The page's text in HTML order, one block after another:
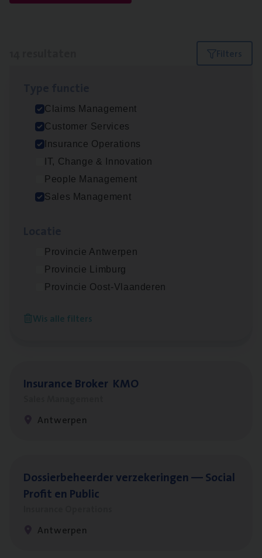
Filters
Claims Management
Customer Services
Insurance Operations
IT, Change & Innovation
People Management
Sales Management
Provincie Antwerpen
Provincie Limburg
Provincie Oost-Vlaanderen
Wis alle filters
Scha­de­be­heer­der verzekeringen
Claims Management
Sint-Niklaas/Temse
Scha­de Expert Fleet
Insu­ran­ce Bro­ker Trans­port&
Antwerpen
Insu­ran­ce Bro­ker KMO
Antwerpen
Dos­sier­be­heer­der ver­ze­ke­rin­gen — Soci­al
Pro­fit en Public
Antwerpen